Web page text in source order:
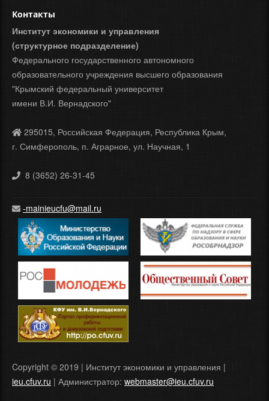
Контакты
Институт экономики и управления
(структурное подразделение)
Федерального государственного автономного
образовательного учреждения высшего образования
"Крымский федеральный университет
имени В.И. Вернадского"
295015, Российская Федерация, Республика Крым,
г. Симферополь, п. Аграрное, ул. Научная, 1
8 (3652) 26-31-45
-mainieucfu@mail.ru
Copyright © 2019 | Институт экономики и управления |
ieu.cfuv.ru | Администратор: webmaster@ieu.cfuv.ru